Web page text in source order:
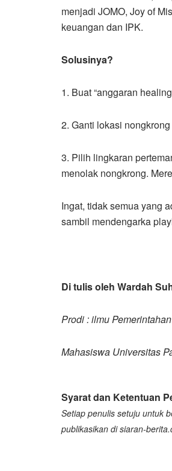
menjadi JOMO, Joy of
keuangan dan IPK.
Solusinya?
1. Buat “anggaran
2. Ganti lokasi
3. Pilih lingkaran
menolak nongkrong.
Ingat, tidak semua yang
sambil mendengarka
Di tulis oleh Wardah
Prodi : ilmu Pemerintahan
Mahasiswa Universitas
Syarat dan Ketentuan
Setiap penulis setuju untuk
publikasikan di siaran-